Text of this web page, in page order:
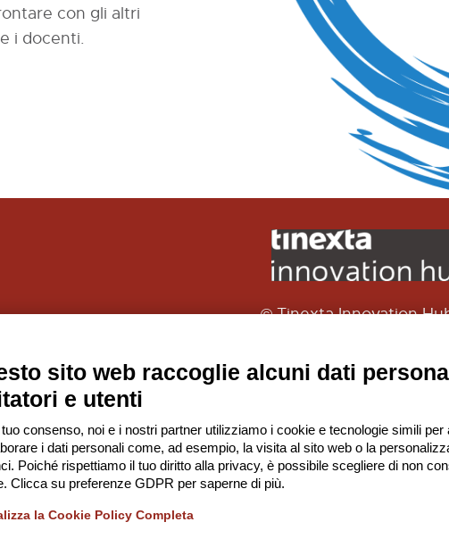
con gli altri
i docenti.
© Tinexta Innovation
Società soggetta alla Direzione e
Privacy Policy
Scarica la App!
sito web raccoglie alcuni dati
e utenti
consenso, noi e i nostri partner utilizziamo i cookie e tecnologie simili
i dati personali come, ad esempio, la visita al sito web o la
Poiché rispettiamo il tuo diritto alla privacy, è possibile scegliere di non
Clicca su preferenze GDPR per saperne di più.
la Cookie Policy Completa